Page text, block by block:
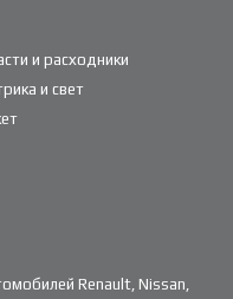
и расходники
и свет
Renault, Nissan,